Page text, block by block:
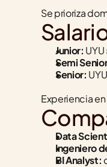
Se prioriza
Junior:
Semi
Senior:
Experiencia
Data
Ingeniero
BI Analyst: